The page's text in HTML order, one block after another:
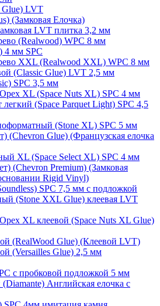
Glue) LVT
(Замковая Елочка)
LVT плитка 3,2 мм
(Realwood) WPC 8 мм
4 мм SPC
XXL (Realwood XXL) WPC 8 мм
(Classic Glue) LVT 2,5 мм
SPC 3,5 мм
XL (Space Nuts XL) SPC 4 мм
(Space Parquet Light) SPC 4,5
(Stone XL) SPC 5 мм
(Chevron Glue) (Французская елочка
XL (Space Select XL) SPC 4 мм
(Chevron Premium) (Замковая
Rigid Vinyl)
SPC 7,5 мм с подложкой
(Stone XXL Glue) клеевая LVT
XL клеевой (Space Nuts XL Glue)
(RealWood Glue) (Клеевой LVT)
(Versailles Glue) 2,5 мм
с пробковой подложкой 5 мм
Английская елочка с